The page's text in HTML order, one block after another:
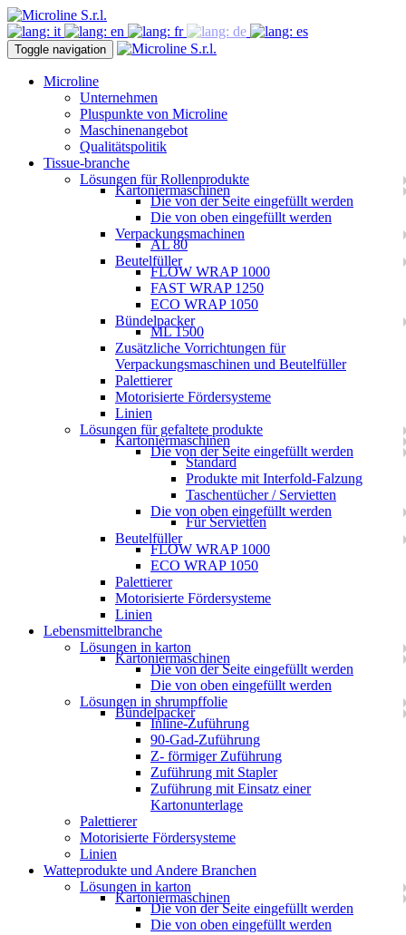
Toggle navigation
Microline
Unternehmen
Pluspunkte von Microline
Maschinenangebot
Qualitätspolitik
Tissue-branche
Lösungen für Rollenprodukte
Kartoniermaschinen
Die von der Seite eingefüllt werden
Die von oben eingefüllt werden
Verpackungsmachinen
AL 80
Beutelfüller
FLOW WRAP 1000
FAST WRAP 1250
ECO WRAP 1050
Bündelpacker
ML 1500
Zusätzliche Vorrichtungen für
Verpackungsmaschinen und Beutelfüller
Palettierer
Motorisierte Fördersysteme
Linien
Lösungen für gefaltete produkte
Kartoniermaschinen
Die von der Seite eingefüllt werden
Standard
Produkte mit Interfold-Falzung
Taschentücher / Servietten
Die von oben eingefüllt werden
Für Servietten
Beutelfüller
FLOW WRAP 1000
ECO WRAP 1050
Palettierer
Motorisierte Fördersysteme
Linien
Lebensmittelbranche
Lösungen in karton
Kartoniermaschinen
Die von der Seite eingefüllt werden
Die von oben eingefüllt werden
Lösungen in shrumpffolie
Bündelpacker
Inline-Zuführung
90-Gad-Zuführung
Z- förmiger Zuführung
Zuführung mit Stapler
Zuführung mit Einsatz einer
Kartonunterlage
Palettierer
Motorisierte Fördersysteme
Linien
Watteprodukte und Andere Branchen
Lösungen in karton
Kartoniermaschinen
Die von der Seite eingefüllt werden
Die von oben eingefüllt werden